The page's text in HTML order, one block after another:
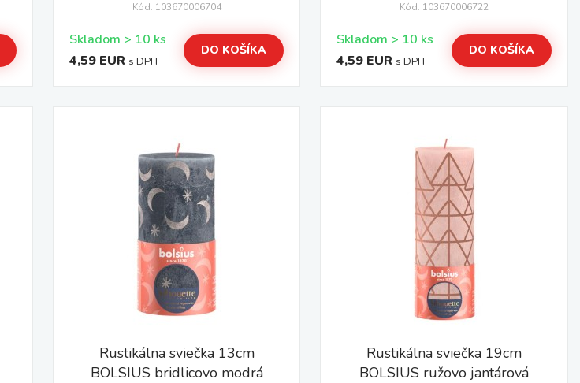
Kód: 103670006704
Skladom > 10 ks
4,59 EUR s DPH
DO KOŠÍKA
Kód: 103670006722
Skladom > 10 ks
4,59 EUR s DPH
DO KOŠÍKA
Rustikálna sviečka 13cm
BOLSIUS bridlicovo modrá
Rustikálna sviečka 19cm
BOLSIUS ružovo jantárová